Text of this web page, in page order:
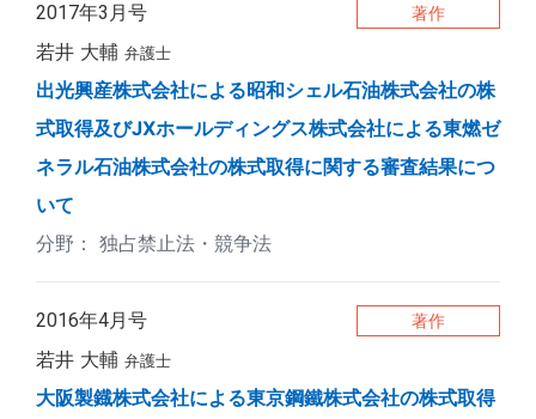
2017年3月号 著作
若井 大輔 弁護士
出光興産株式会社による昭和シェル石油株式会社の株
式取得及びJXホールディングス株式会社による東燃ゼ
ネラル石油株式会社の株式取得に関する審査結果につ
いて
独占禁止法・競争法
2016年4月号 著作
若井 大輔 弁護士
大阪製鐡株式会社による東京鋼鐵株式会社の株式取得